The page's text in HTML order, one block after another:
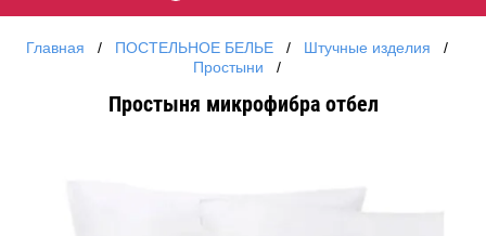
Главная
   /
ПОСТЕЛЬНОЕ БЕЛЬЕ
   /
Штучные изделия
   /
Простыни
   /
Простыня микрофибра отбел